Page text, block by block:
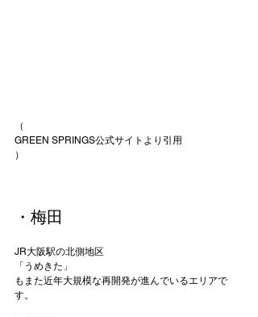
（
GREEN SPRINGS公式サイト より引用
）
・梅田
JR大阪駅の北側地区
「うめきた」
もまた近年大規模な再開発が進んでいるエリアで
す。